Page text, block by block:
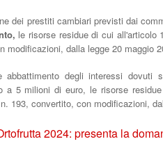
dei prestiti cambiari previsti dai
le risorse residue di cui all'articolo
modificazioni, dalla legge 20 maggio
abbattimento degli interessi
a 5 milioni di euro, le risorse
193, convertito, con modificazioni,
2024: presenta la